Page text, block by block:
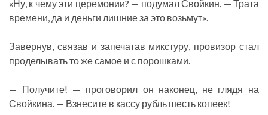
«Ну, к чему эти церемонии? — подумал Свойкин. — Трата
времени, да и деньги лишние за это возьмут».
Завернув, связав и запечатав микстуру, провизор стал
проделывать то же самое и с порошками.
— Получите! — проговорил он наконец, не глядя на
Свойкина. — Взнесите в кассу рубль шесть копеек!